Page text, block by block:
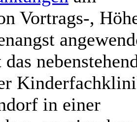
Vortrags-,
in einer